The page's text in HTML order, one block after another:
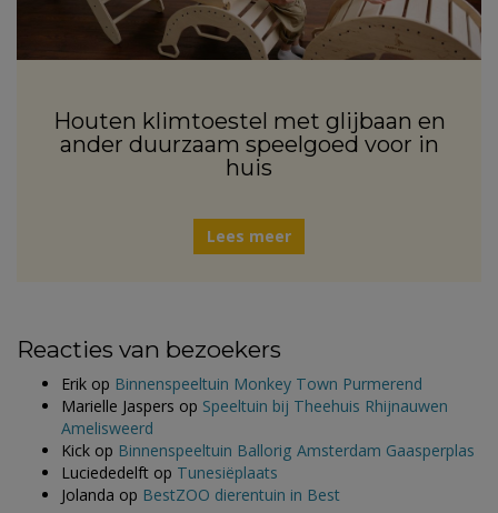
Houten klimtoestel met glijbaan en
ander duurzaam speelgoed voor in
huis
Lees meer
Reacties van bezoekers
Erik op Binnenspeeltuin Monkey Town Purmerend
Marielle Jaspers op Speeltuin bij Theehuis Rhijnauwen
Amelisweerd
Kick op Binnenspeeltuin Ballorig Amsterdam Gaasperplas
Luciededelft op Tunesiëplaats
Jolanda op BestZOO dierentuin in Best